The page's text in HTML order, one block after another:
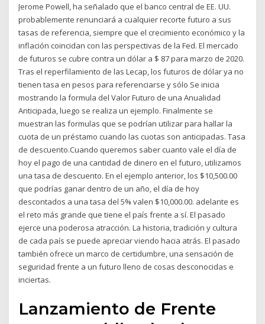
Jerome Powell, ha señalado que el banco central de EE. UU.
probablemente renunciará a cualquier recorte futuro a sus
tasas de referencia, siempre que el crecimiento económico y la
inflación coincidan con las perspectivas de la Fed. El mercado
de futuros se cubre contra un dólar a $ 87 para marzo de 2020.
Tras el reperfilamiento de las Lecap, los futuros de dólar ya no
tienen tasa en pesos para referenciarse y sólo Se inicia
mostrando la formula del Valor Futuro de una Anualidad
Anticipada, luego se realiza un ejemplo. Finalmente se
muestran las formulas que se podrían utilizar para hallar la
cuota de un préstamo cuando las cuotas son anticipadas. Tasa
de descuento.Cuando queremos saber cuanto vale el día de
hoy el pago de una cantidad de dinero en el futuro, utilizamos
una tasa de descuento. En el ejemplo anterior, los $10,500.00
que podrías ganar dentro de un año, el día de hoy
descontados a una tasa del 5% valen $10,000.00. adelante es
el reto más grande que tiene el país frente a sí. El pasado
ejerce una poderosa atracción. La historia, tradición y cultura
de cada país se puede apreciar viendo hacia atrás. El pasado
también ofrece un marco de certidumbre, una sensación de
seguridad frente a un futuro lleno de cosas desconocidas e
inciertas.
Lanzamiento de Frente